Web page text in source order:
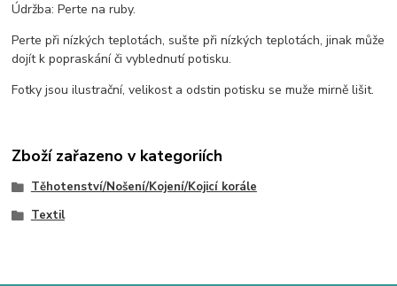
Údržba: Perte na ruby.
Perte při nízkých teplotách, sušte při nízkých teplotách, jinak může
dojít k popraskání či vyblednutí potisku.
Fotky jsou ilustrační, velikost a odstin potisku se muže mirně lišit.
Zboží zařazeno v kategoriích
Těhotenství/Nošení/Kojení/Kojicí korále
Textil